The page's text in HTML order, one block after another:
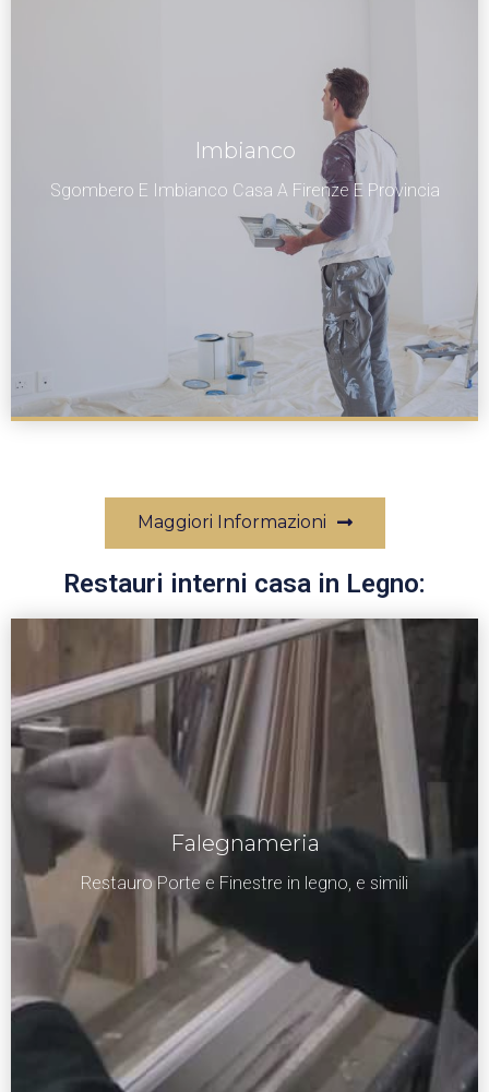
Imbianco
Sgombero E Imbianco Casa A Firenze E Provincia
Maggiori Informazioni
Restauri interni casa in Legno:
Falegnameria
Restauro Porte e Finestre in legno, e simili